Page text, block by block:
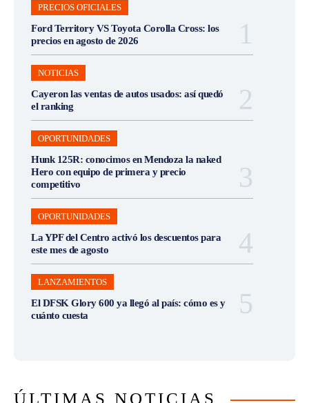
PRECIOS OFICIALES
Ford Territory VS Toyota Corolla Cross: los
precios en agosto de 2026
NOTICIAS
Cayeron las ventas de autos usados: así quedó
el ranking
OPORTUNIDADES
Hunk 125R: conocimos en Mendoza la naked
Hero con equipo de primera y precio
competitivo
OPORTUNIDADES
La YPF del Centro activó los descuentos para
este mes de agosto
LANZAMIENTOS
El DFSK Glory 600 ya llegó al país: cómo es y
cuánto cuesta
ÚLTIMAS NOTICIAS